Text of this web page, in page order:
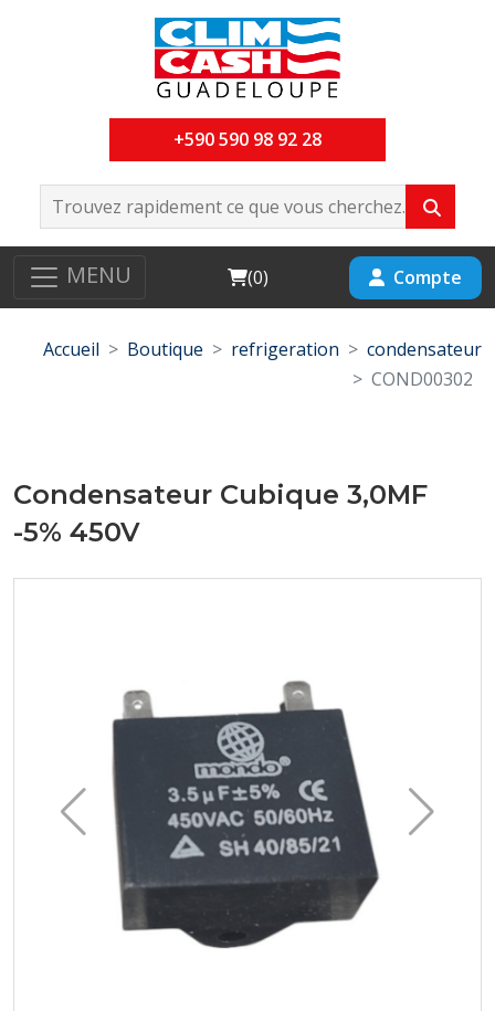
+590 590 98 92 28
MENU Cart
(0) Compte
Accueil Boutique refrigeration
condensateur
COND00302
Condensateur Cubique 3,0MF
-5% 450V